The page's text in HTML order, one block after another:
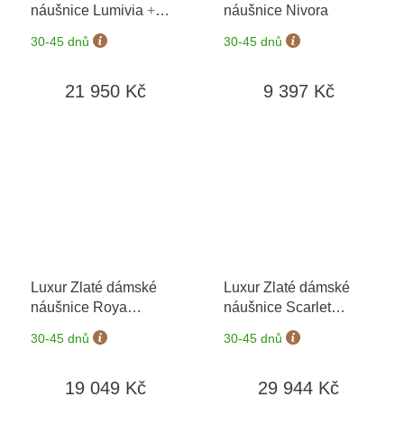
náušnice Lumivia +
možnost výměny do 90
dní
30-45 dnů
21 950 Kč
náušnice Nivora
30-45 dnů
9 397 Kč
Luxur Zlaté dámské
náušnice Roya
+ možnost
výměny do 90 dní
30-45 dnů
19 049 Kč
Luxur Zlaté dámské
náušnice Scarlet
+ možnost
výměny do 90 dní
30-45 dnů
29 944 Kč